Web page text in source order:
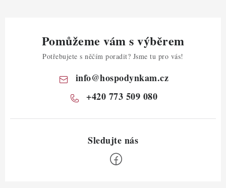
Pomůžeme vám s výběrem
Potřebujete s něčím poradit? Jsme tu pro vás!
info@hospodynkam.cz
+420 773 509 080